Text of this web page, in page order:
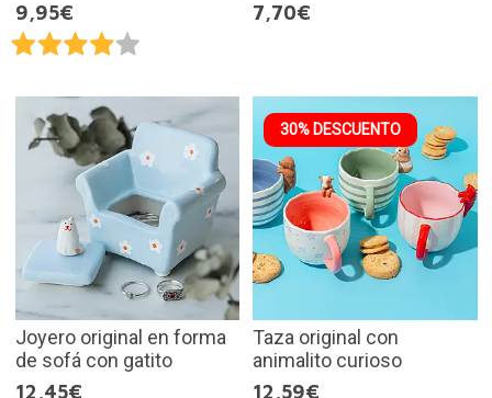
9,95€
7,70€
Joyero original en forma
de sofá con gatito
12,45€
30% DESCUENTO
Taza original con
animalito curioso
12,59€